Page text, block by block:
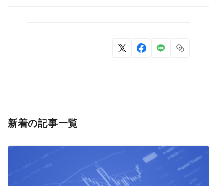
新着の記事一覧